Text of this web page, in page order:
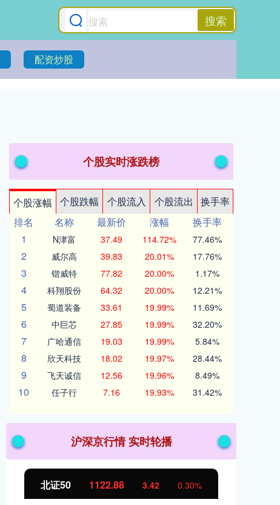
搜索
配资炒股
个股实时涨跌榜
个股涨幅 个股跌幅 个股流入 个股流出
换手率
排名
名称 最新价 涨幅
换手率
1
N津富 37.49 114.72% 77.46%
2 威尔高 39.83 20.01% 17.76%
3 锴威特 77.82 20.00% 1.17%
4 科翔股份 64.32 20.00% 12.21%
5 蜀道装备 33.61 19.99% 11.69%
6 中巨芯 27.85 19.99% 32.20%
7 广哈通信 19.03 19.99% 5.84%
8 欣天科技 18.02 19.97% 28.44%
9 飞天诚信 12.56 19.96% 8.49%
10 任子行 7.16 19.93% 31.42%
沪深京行情 实时轮播
北证50 1122.88 3.42 0.30%